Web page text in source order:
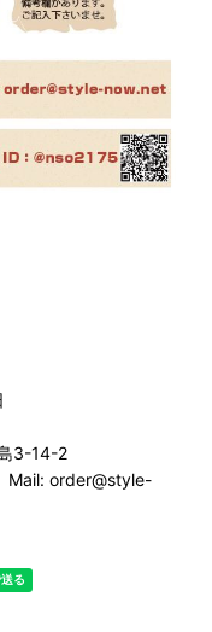
3-14-2
order@style-